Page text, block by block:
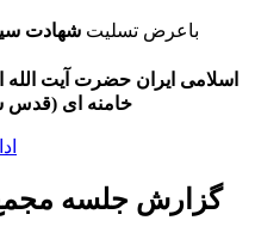
باعرض تسلیت شهادت
اسلامی ایران حضرت آیت
خامنه ای (قدس